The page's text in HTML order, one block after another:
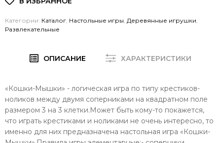
Категории: Каталог Настольные игры Деревянные игрушки
Развлекательные
ОПИСАНИЕ ХАРАКТЕРИСТИКИ
«Кошки-Мышки» - логическая игра по типу крестиков-
ноликов между двумя соперниками на квадратном поле
размером 3 на 3 клетки.Может быть кому-то покажется,
что играть крестиками и ноликами не очень интересно, то
именно для них предназначена настольная игра «Кошки-